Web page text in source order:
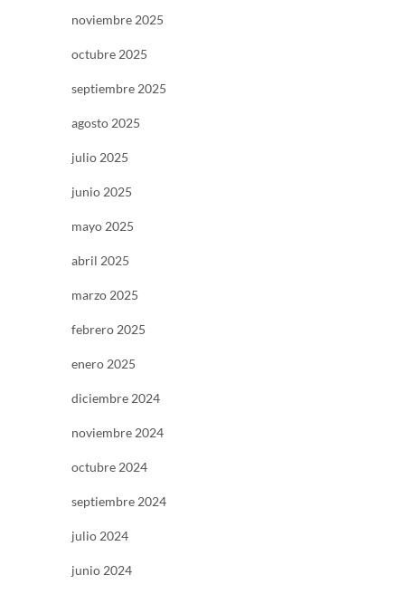
noviembre 2025
octubre 2025
septiembre 2025
agosto 2025
julio 2025
junio 2025
mayo 2025
abril 2025
marzo 2025
febrero 2025
enero 2025
diciembre 2024
noviembre 2024
octubre 2024
septiembre 2024
julio 2024
junio 2024